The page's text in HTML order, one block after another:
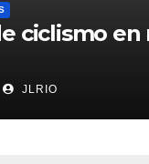
ciclismo en
JLRIO